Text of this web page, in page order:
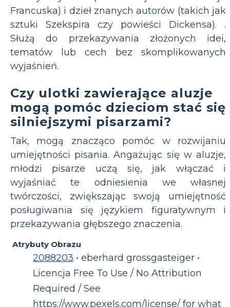
Francuska) i dzieł znanych autorów (takich jak
sztuki Szekspira czy powieści Dickensa). .
Służą do przekazywania złożonych idei,
tematów lub cech bez skomplikowanych
wyjaśnień.
Czy ulotki zawierające aluzje
mogą pomóc dzieciom stać się
silniejszymi pisarzami?
Tak, mogą znacząco pomóc w rozwijaniu
umiejętności pisania. Angażując się w aluzje,
młodzi pisarze uczą się, jak włączać i
wyjaśniać te odniesienia we własnej
twórczości, zwiększając swoją umiejętność
posługiwania się językiem figuratywnym i
przekazywania głębszego znaczenia.
Atrybuty Obrazu
2088203 • eberhard grossgasteiger •
Licencja Free To Use / No Attribution
Required / See
https://www.pexels.com/license/ for what